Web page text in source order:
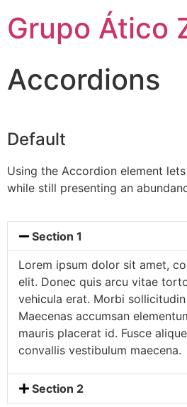
Grupo Ático
Accordions
Default
Using the Accordion element
while still presenting an
Section 1
Lorem ipsum dolor sit amet,
elit. Donec quis arcu vitae
vehicula erat. Morbi
Maecenas accumsan
mauris placerat id. Fusce
convallis vestibulum maecena.
Section 2